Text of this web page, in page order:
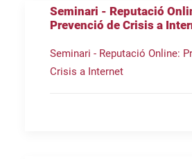
Seminari - Reputació
Prevenció de Crisis a
Seminari - Reputació Online:
Crisis a Internet